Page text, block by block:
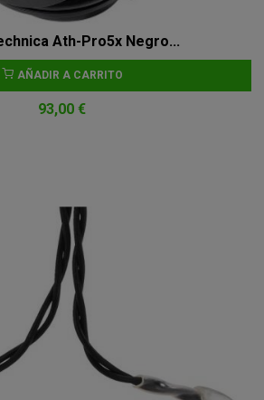
Ath-Pro5x Negro...
AÑADIR A CARRITO
93,00 €